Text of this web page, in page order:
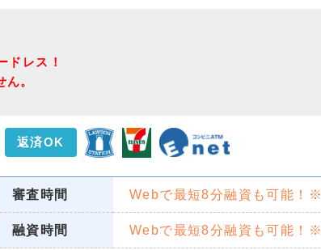
ドレス！
。
返済OK
審査時間 Webで最短8分融資も可能！※
融資時間 Webで最短8分融資も可能！※